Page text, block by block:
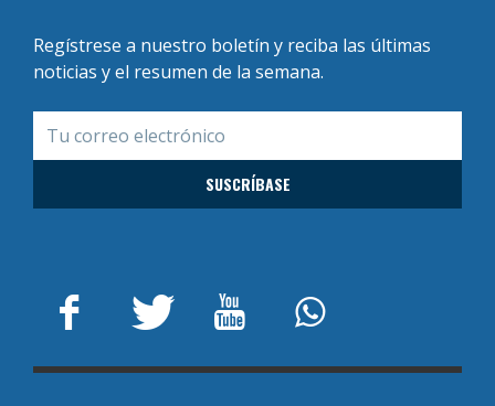
Regístrese a nuestro boletín y reciba las últimas
noticias y el resumen de la semana.